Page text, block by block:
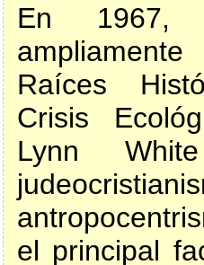
En 1967,
Raíces
Crisis
Lynn
el principal